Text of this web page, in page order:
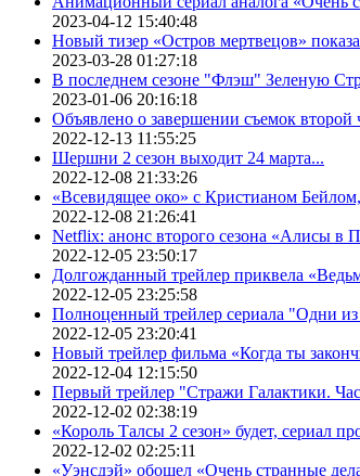
2023-04-12 15:40:48
Новый тизер «Остров мертвецов»
2023-03-28 01:27:18
В последнем сезоне "Флэш" Зеленую
2023-01-06 20:16:18
Объявлено о завершении съемок
2022-12-13 11:55:25
Шершни 2 сезон выходит 24 марта...
2022-12-08 21:33:26
«Всевидящее око» с Кристианом
2022-12-08 21:26:41
Netflix: анонс второго сезона «Алисы в
2022-12-05 23:50:17
Долгожданный трейлер приквела
2022-12-05 23:25:58
Полноценный трейлер сериала "Одни
2022-12-05 23:20:41
Новый трейлер фильма «Когда ты
2022-12-04 12:15:50
Первый трейлер "Стражи Галактики.
2022-12-02 02:38:19
«Король Талсы 2 сезон» будет, сериал
2022-12-02 02:25:11
«Уэнсдэй» обошел «Очень странные